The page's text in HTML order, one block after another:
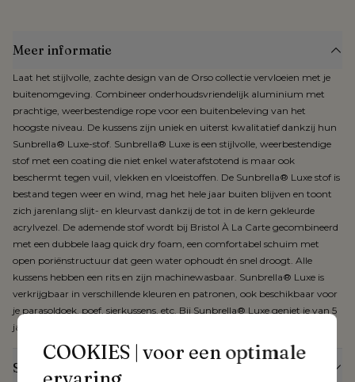
COOKIES | voor een optimale
Meer informatie
Laat het stijlvolle, zachte design van de Orso collectie vervloeien met je
buitenomgeving. Combineer onderhoudsvriendelijk aluminium met
prachtige, weerbestendige rope voor een buitenbeleving van het
hoogste niveau. De kussens zijn uniek en uiterst kwalitatief dankzij hun
Sunbrella® Luxe-stof. Sunbrella® Luxe is een stijlvolle, weerbestendige
stof met een coating die niet enkel waterafstotend is maar ook
beschermt tegen vuil, vlekken en vloeistoffen. De Sunbrella® Luxe stof is
bestand tegen weer en wind, mag het hele jaar buiten blijven en toont
zich jarenlang slijt- en kleurvast dankzij de tot in de kern gekleurde
acrylvezel. De ademende stof wordt bij Bristol À La Carte gecombineerd
met een dubbele laag quick dry foam, een comfortabel schuim met
open poriënstructuur dat geen water ophoudt én snel droogt. Alle
kussens hebben een rits en zijn machinewasbaar. Sunbrella® Luxe is
verkrijgbaar in verschillende kleuren en patronen, ook beschikbaar voor
je parasoldoek, poef, sierkussens, etc. Bij Sunbrella® Luxe geniet je van 5
jaar garantie.
Specificaties